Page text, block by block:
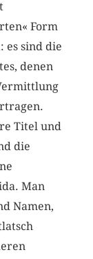
Form
es sind die
denen
Titel und
die
Man
Namen,